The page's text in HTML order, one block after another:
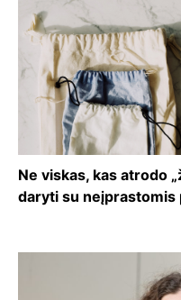
Ne viskas, kas atrodo
daryti su neįprastomis